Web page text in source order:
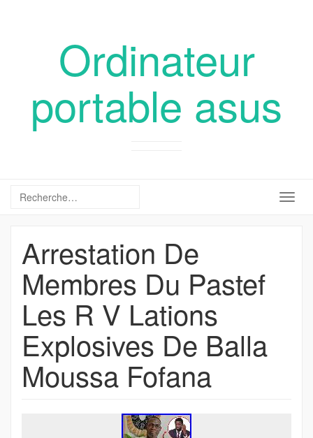
Ordinateur
portable asus
Arrestation De
Membres Du Pastef
Les R V Lations
Explosives De Balla
Moussa Fofana